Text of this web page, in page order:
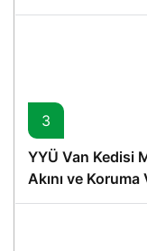
3
YYÜ Van Kedisi
Akını ve